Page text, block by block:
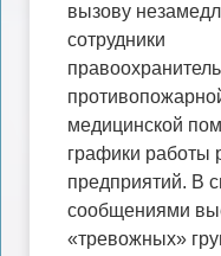
вызову
сотрудники
медицинской
графики работы
предприятий. В
сообщениями
«тревожных»